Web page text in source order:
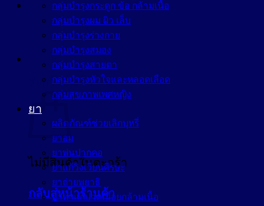
ตะกร้าสินค้า
ไม่มีสินค้าในตะกร้า
กลับสู่หน้าร้านค้า
กลุ่มบำรุงกระดูก ข้อ กล้ามเนื้อ
กลุ่มบำรุงผม ผิว เล็บ
กลุ่มบำรุงร่างกาย
กลุ่มบำรุงสมอง
กลุ่มบำรุงสายตา
กลุ่มบำรุงหัวใจและหลอดเลือด
กลุ่มสุขภาพเพศหญิง
ยา
ผลิตภัณฑ์ช่วยเลิกบุหรี่
ยาอม
ยาพ่นปากคอ
ยาแก้วิงเวียนศีรษะ
ยาถ่ายพยาธิ
ยาทาแก้ปวดเมื่อยกล้ามเนื้อ